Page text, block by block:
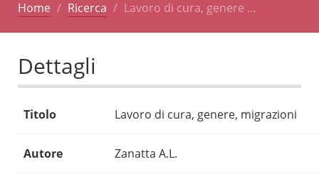
Home Ricerca Lavoro di cura, genere …
Dettagli
Titolo Lavoro di cura, genere, migrazioni
Autore Zanatta A.L.